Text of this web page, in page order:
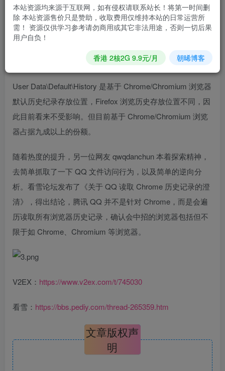
发现问题。帖子指出，QQ 在登录 10 分钟之后开始扫描
Appdata\Local\下的所有文件夹，对其中 User
Data\Default\History 进行进一步的扫描。
User Data\Default\History 是基于 Chrome/Chromium 浏览器
默认历史纪录存放位置，Firefox 浏览历史存放位置不同，因
此目前看来不受影响。但目前基于 Chrome/Chromium 浏览
器占据九成以上的份额。
随着热度的提升，另一位网友 qwqdanchun 本着探索精神，
去简单抓取了一下 QQ 文件访问行为，以及简单的逆向分
析。看雪论坛发布了《关于 QQ 读取 Chrome 历史记录的澄
清》，得出结论，腾讯 QQ 并不是针对 Chrome，而是会遍
历读取所有浏览器历史记录，确认会中招的浏览器包括但不
限于如 Chrome、Chromium 等浏览器。
V2EX： https://www.v2ex.com/t/745030
看雪： https://bbs.pediy.com/thread-265359.htm
文章版权声
明
本站资源均来源于互联网，如有侵权请联系站长！将第一时间删
除 本站资源售价只是赞助，收取费用仅维持本站的日常运营所
需！ 资源仅供学习参考请勿商用或其它非法用途，否则一切后果
用户自负！
香港 2核2G 9.9元/月 朝晞博客